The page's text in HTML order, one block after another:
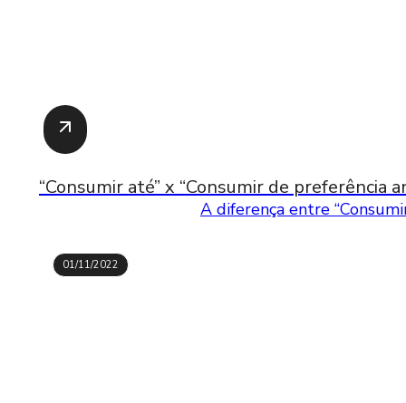
“Consumir até” x “Consumir de preferência
A diferença entre
01/11/2022